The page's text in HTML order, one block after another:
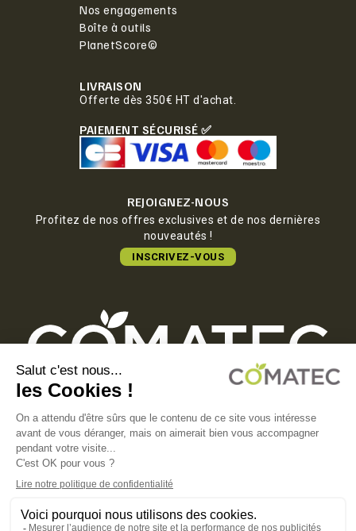
Nos engagements
Boîte à outils
PlanetScore©
LIVRAISON
Offerte dès 350€ HT d'achat.
PAIEMENT SÉCURISÉ ✅
REJOIGNEZ-NOUS
Profitez de nos offres exclusives et de nos dernières
nouveautés !
INSCRIVEZ-VOUS
Boulevard François-Xavier Fafeur
11000 Carcassonne, FRANCE
MENTIONS LÉGALES
POLITIQUE EN MATIÈRE DE COOKIES